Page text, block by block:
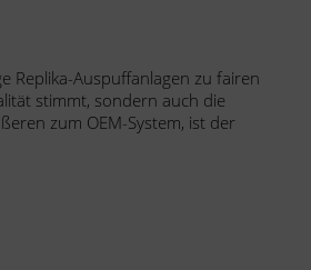
Replika-Auspuffanlagen zu fairen
stimmt, sondern auch die
zum OEM-System, ist der